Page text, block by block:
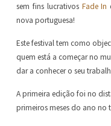
sem fins lucrativos Fade In
nova portuguesa!
Este festival tem como
quem está a começar no
dar a conhecer o seu
A primeira edição foi no
primeiros meses do ano no